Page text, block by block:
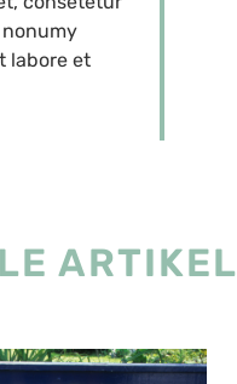
labore et
ARTIKEL